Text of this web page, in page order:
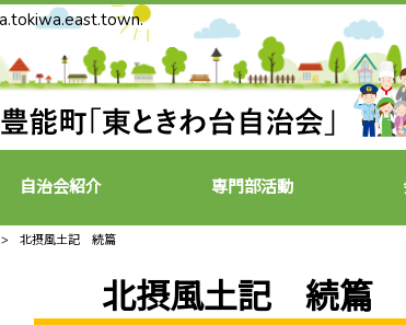
自治会紹介 専門部活動
> 北摂風土記 続篇
北摂風土記 続篇